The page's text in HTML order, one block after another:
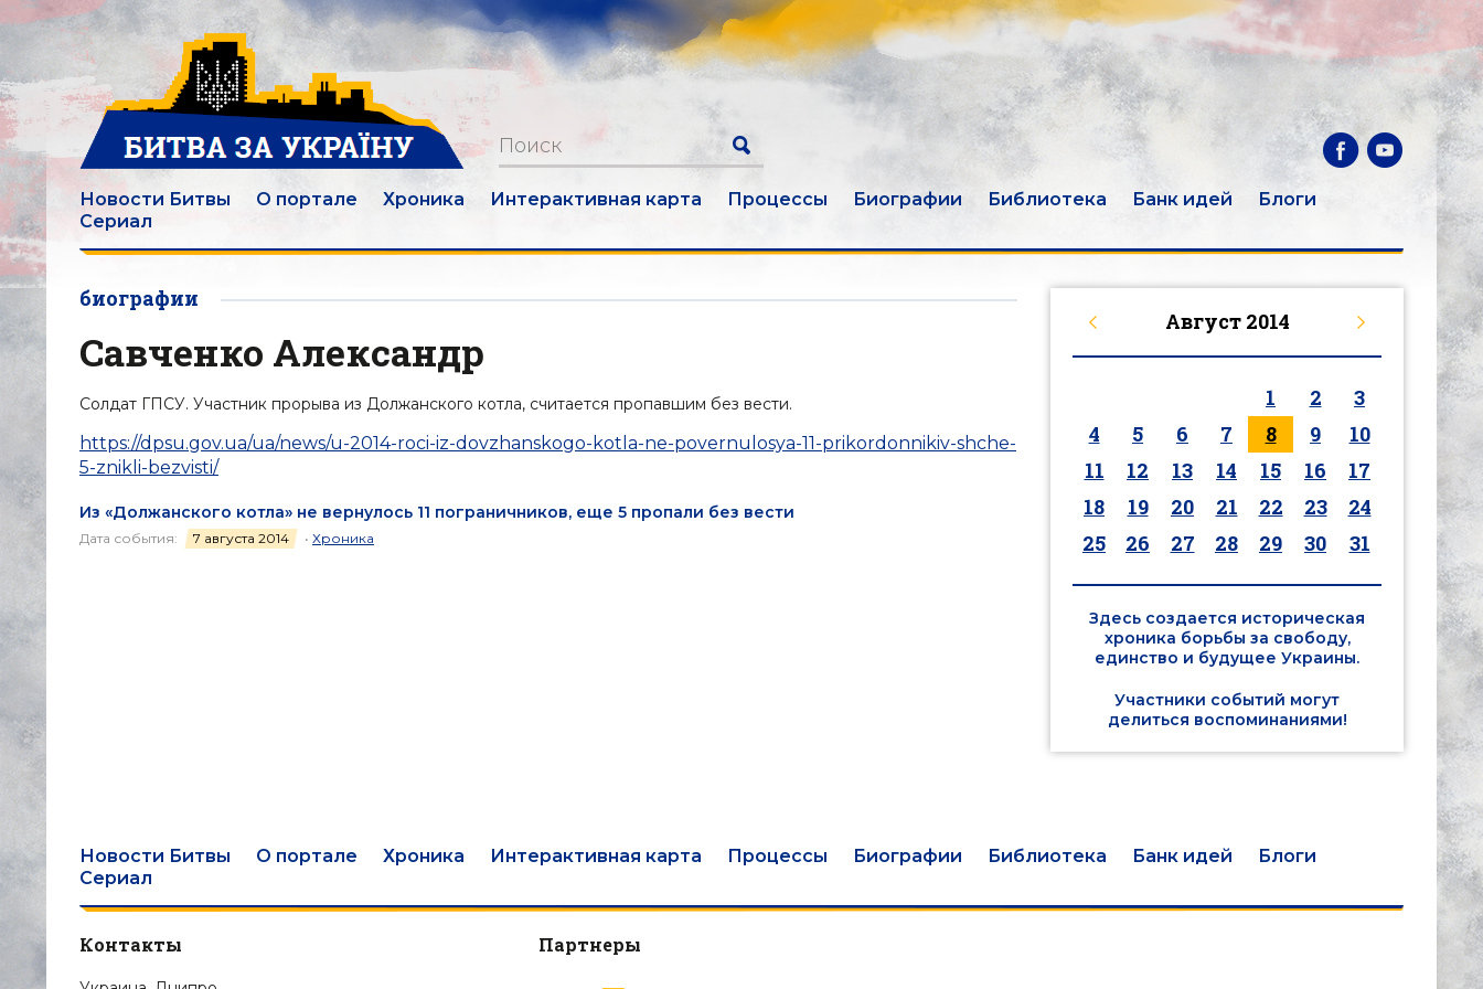
Новости Битвы О портале Хроника Интерактивная карта Процессы Биографии Библиотека Банк идей
Блоги
Сериал
биографии
Савченко Александр
Солдат ГПСУ. Участник прорыва из Должанского котла, считается пропавшим без вести.
https://dpsu.gov.ua/ua/news/u-2014-roci-iz-dovzhanskogo-kotla-ne-povernulosya-11-prikordonnikiv-shche-
5-znikli-bezvisti/
Из «Должанского котла» не вернулось 11 пограничников, еще 5 пропали без вести
Дата события: 7 августа 2014 • Хроника
Август 2014
1 2
3
4
5 6 7 8 9
10
11
12 13 14 15 16
17
18
19 20 21 22 23
24
25
26 27 28 29 30 31
Здесь создается историческая
хроника борьбы за свободу,
единство и будущее Украины.
Участники событий могут
делиться воспоминаниями!
Новости Битвы О портале Хроника Интерактивная карта Процессы Биографии Библиотека Банк идей
Блоги
Сериал
Контакты Партнеры